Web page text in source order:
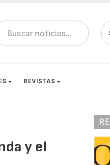
REVISTAS
y el